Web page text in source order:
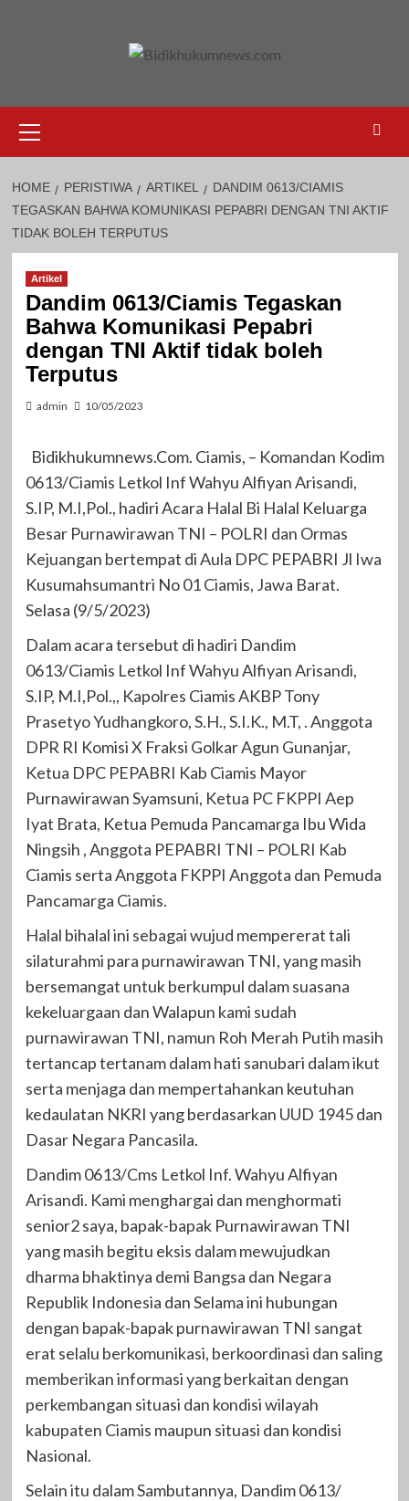
Menu
HOME PERISTIWA ARTIKEL
DANDIM 0613/CIAMIS
TEGASKAN BAHWA KOMUNIKASI PEPABRI DENGAN TNI AKTIF
TIDAK BOLEH TERPUTUS
Artikel
Dandim 0613/Ciamis Tegaskan
Bahwa Komunikasi Pepabri
dengan TNI Aktif tidak boleh
Terputus
admin 10/05/2023
Bidikhukumnews.Com. Ciamis, – Komandan Kodim
0613/Ciamis Letkol Inf Wahyu Alfiyan Arisandi,
S.IP, M.I,Pol., hadiri Acara Halal Bi Halal Keluarga
Besar Purnawirawan TNI – POLRI dan Ormas
Kejuangan bertempat di Aula DPC PEPABRI Jl Iwa
Kusumahsumantri No 01 Ciamis, Jawa Barat.
Selasa (9/5/2023)
Dalam acara tersebut di hadiri Dandim
0613/Ciamis Letkol Inf Wahyu Alfiyan Arisandi,
S.IP, M.I,Pol.,, Kapolres Ciamis AKBP Tony
Prasetyo Yudhangkoro, S.H., S.I.K., M.T, . Anggota
DPR RI Komisi X Fraksi Golkar Agun Gunanjar,
Ketua DPC PEPABRI Kab Ciamis Mayor
Purnawirawan Syamsuni, Ketua PC FKPPI Aep
Iyat Brata, Ketua Pemuda Pancamarga Ibu Wida
Ningsih , Anggota PEPABRI TNI – POLRI Kab
Ciamis serta Anggota FKPPI Anggota dan Pemuda
Pancamarga Ciamis.
Halal bihalal ini sebagai wujud mempererat tali
silaturahmi para purnawirawan TNI, yang masih
bersemangat untuk berkumpul dalam suasana
kekeluargaan dan Walapun kami sudah
purnawirawan TNI, namun Roh Merah Putih masih
tertancap tertanam dalam hati sanubari dalam ikut
serta menjaga dan mempertahankan keutuhan
kedaulatan NKRI yang berdasarkan UUD 1945 dan
Dasar Negara Pancasila.
Dandim 0613/Cms Letkol Inf. Wahyu Alfiyan
Arisandi. Kami menghargai dan menghormati
senior2 saya, bapak-bapak Purnawirawan TNI
yang masih begitu eksis dalam mewujudkan
dharma bhaktinya demi Bangsa dan Negara
Republik Indonesia dan Selama ini hubungan
dengan bapak-bapak purnawirawan TNI sangat
erat selalu berkomunikasi, berkoordinasi dan saling
memberikan informasi yang berkaitan dengan
perkembangan situasi dan kondisi wilayah
kabupaten Ciamis maupun situasi dan kondisi
Nasional.
Selain itu dalam Sambutannya, Dandim 0613/